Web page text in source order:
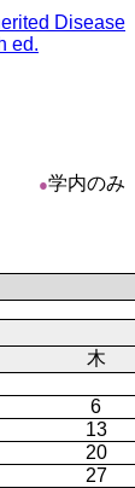
Disease
ed.
●学内のみ
木
6
13
20
27